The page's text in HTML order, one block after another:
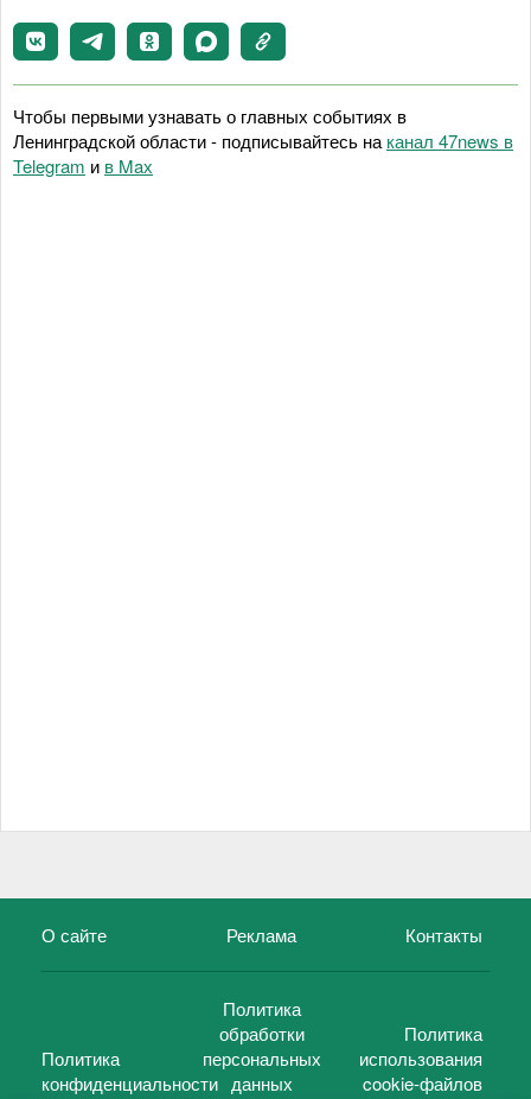
Чтобы первыми узнавать о главных событиях в
Ленинградской области - подписывайтесь на канал 47news в
Telegram и в Maх
О сайте Реклама Контакты
Политика
конфиденциальности
Политика
обработки
персональных
данных
Политика
использования
cookie-файлов